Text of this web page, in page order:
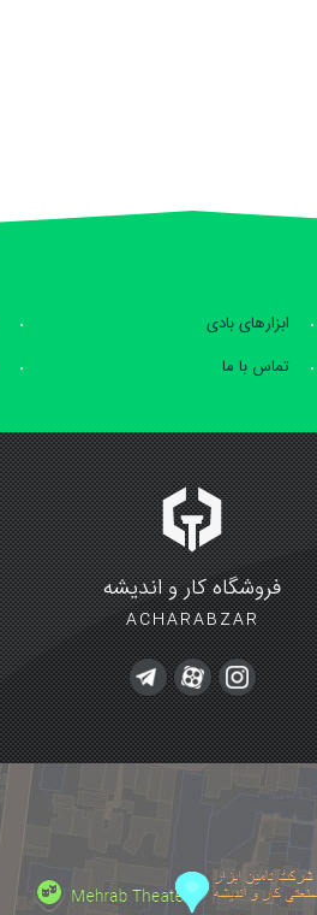
ابزارهای بادی
تماس با ما
فروشگاه کار و اندیشه
ACHARABZAR